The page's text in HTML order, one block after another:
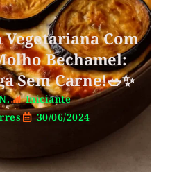
Vegetariana Com
Bechamel:
Sem Carne!🥗✨
Iniciante
30/06/2024